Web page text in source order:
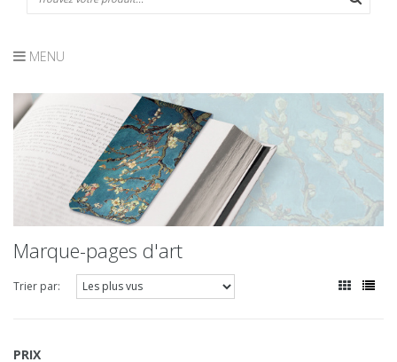
MENU
Marque-pages d'art
Trier par:
PRIX